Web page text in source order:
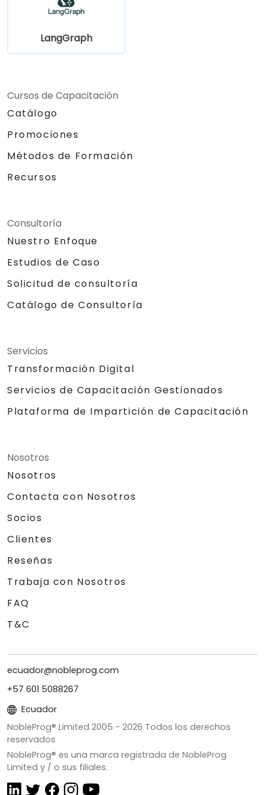
LangGraph
Cursos de Capacitación
Catálogo
Promociones
Métodos de Formación
Recursos
Consultoría
Nuestro Enfoque
Estudios de Caso
Solicitud de consultoría
Catálogo de Consultoría
Servicios
Transformación Digital
Servicios de Capacitación Gestionados
Plataforma de Impartición de Capacitación
Nosotros
Nosotros
Contacta con Nosotros
Socios
Clientes
Reseñas
Trabaja con Nosotros
FAQ
T&C
ecuador@nobleprog.com
+57 601 5088267
Ecuador
NobleProg® Limited 2005 - 2026 Todos los derechos
reservados
NobleProg® es una marca registrada de NobleProg
Limited y / o sus filiales.